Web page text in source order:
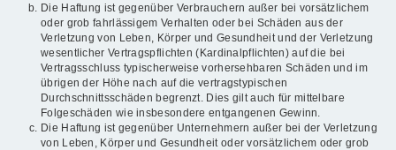
Die Haftung ist gegenüber Verbrauchern außer bei vorsätzlichem
oder grob fahrlässigem Verhalten oder bei Schäden aus der
Verletzung von Leben, Körper und Gesundheit und der Verletzung
wesentlicher Vertragspflichten (Kardinalpflichten) auf die bei
Vertragsschluss typischerweise vorhersehbaren Schäden und im
übrigen der Höhe nach auf die vertragstypischen
Durchschnittsschäden begrenzt. Dies gilt auch für mittelbare
Folgeschäden wie insbesondere entgangenen Gewinn.
Die Haftung ist gegenüber Unternehmern außer bei der Verletzung
von Leben, Körper und Gesundheit oder vorsätzlichem oder grob